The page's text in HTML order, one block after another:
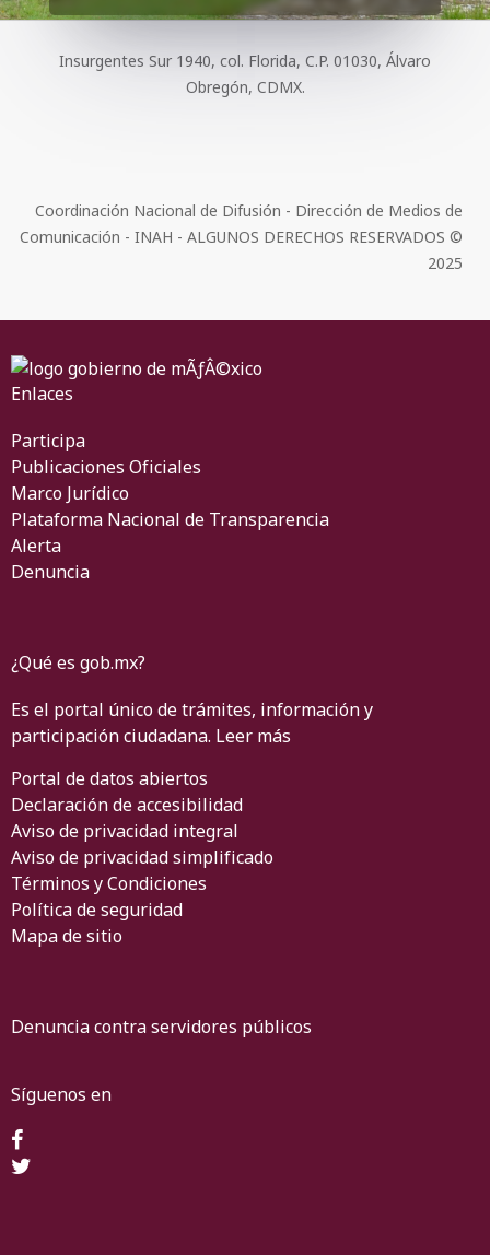
Insurgentes Sur 1940, col. Florida, C.P. 01030, Álvaro
Obregón, CDMX.
Coordinación Nacional de Difusión - Dirección de Medios de
Comunicación - INAH - ALGUNOS DERECHOS RESERVADOS ©
2025
Enlaces
Participa
Publicaciones Oficiales
Marco Jurídico
Plataforma Nacional de Transparencia
Alerta
Denuncia
¿Qué es gob.mx?
Es el portal único de trámites, información y
participación ciudadana. Leer más
Portal de datos abiertos
Declaración de accesibilidad
Aviso de privacidad integral
Aviso de privacidad simplificado
Términos y Condiciones
Política de seguridad
Mapa de sitio
Denuncia contra servidores públicos
Síguenos en